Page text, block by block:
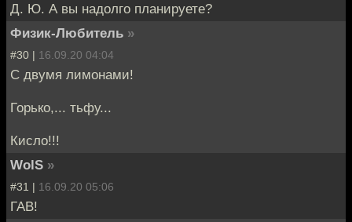
Д. Ю. А вы надолго планируете?
Физик-Любитель »
#30 | 16.09.20 04:04
С двумя лимонами!
Горько,... тьфу...
Кисло!!!
WolS »
#31 | 16.09.20 05:06
ГАВ!